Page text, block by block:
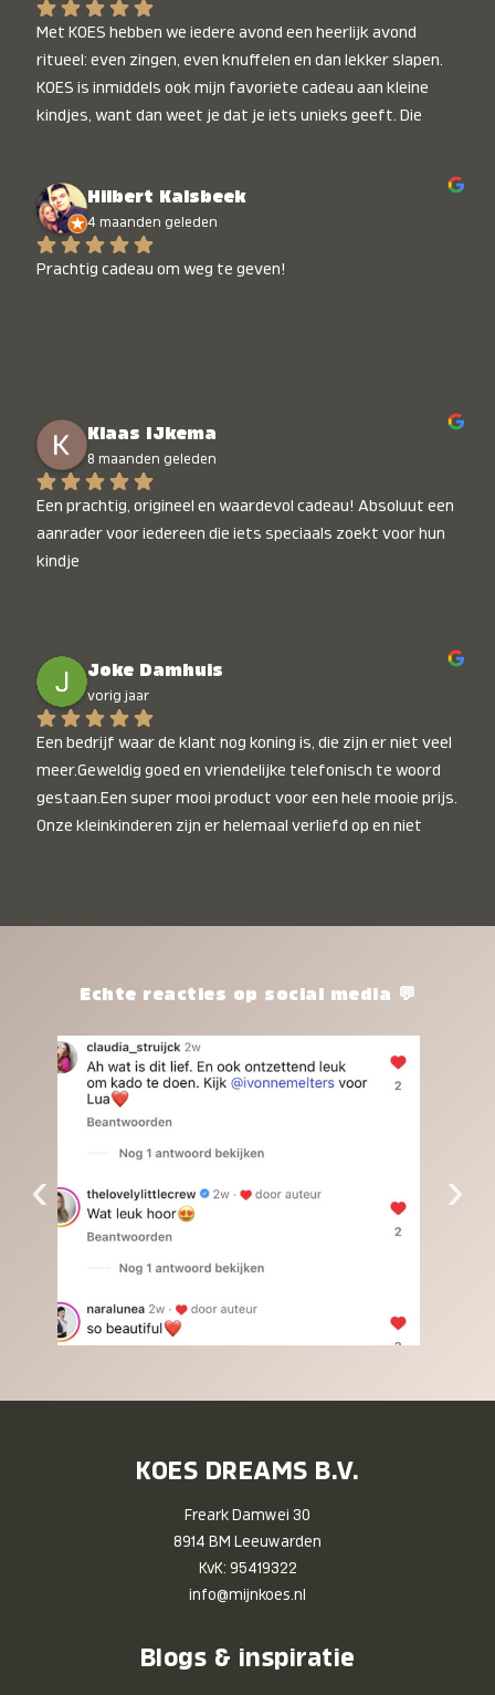
Met KOES hebben we iedere avond een heerlijk avond
ritueel: even zingen, even knuffelen en dan lekker slapen.
KOES is inmiddels ook mijn favoriete cadeau aan kleine
kindjes, want dan weet je dat je iets unieks geeft. Die
Hilbert Kalsbeek
4 maanden geleden
Prachtig cadeau om weg te geven!
Klaas IJkema
8 maanden geleden
Een prachtig, origineel en waardevol cadeau! Absoluut een
aanrader voor iedereen die iets speciaals zoekt voor hun
kindje
Joke Damhuis
vorig jaar
Een bedrijf waar de klant nog koning is, die zijn er niet veel
meer.Geweldig goed en vriendelijke telefonisch te woord
gestaan.Een super mooi product voor een hele mooie prijs.
Onze kleinkinderen zijn er helemaal verliefd op en niet
het waard.Echte reacties op social media 💬
‹ ›
KOES DREAMS B.V.
Freark Damwei 30
8914 BM Leeuwarden
KvK: 95419322
info@mijnkoes.nl
Blogs & inspiratie